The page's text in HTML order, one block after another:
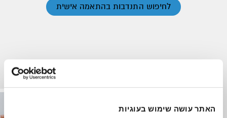
האתר עושה שימוש בעוגיות
לחיפוש התנדבות בהתאמה אישית
נשים ונערות